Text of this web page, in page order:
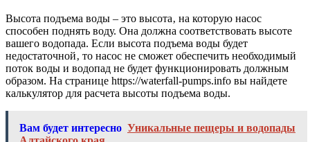
Высота подъема воды – это высота‚ на которую насос
способен поднять воду. Она должна соответствовать высоте
вашего водопада. Если высота подъема воды будет
недостаточной‚ то насос не сможет обеспечить необходимый
поток воды и водопад не будет функционировать должным
образом. На странице https://waterfall-pumps.info вы найдете
калькулятор для расчета высоты подъема воды.
Вам будет интересно Уникальные пещеры и водопады